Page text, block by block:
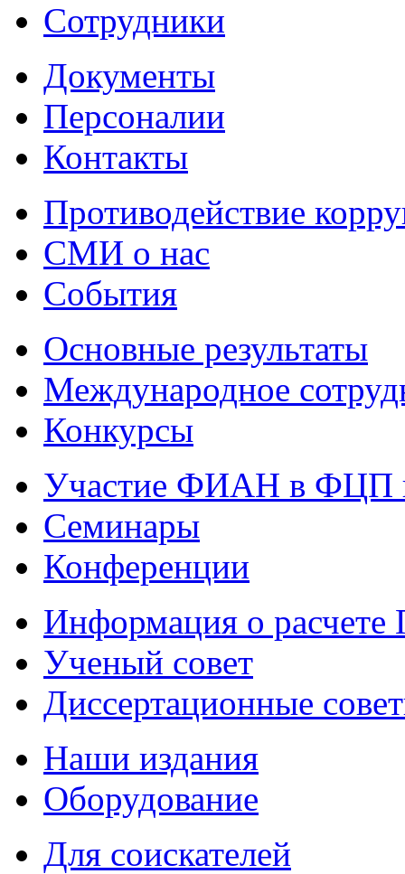
Сотрудники
Документы
Персоналии
Контакты
Противодействие
СМИ о нас
События
Основные результаты
Международное
Конкурсы
Участие ФИАН в ФЦП
Семинары
Конференции
Информация о
Ученый совет
Диссертационные
Наши издания
Оборудование
Для соискателей